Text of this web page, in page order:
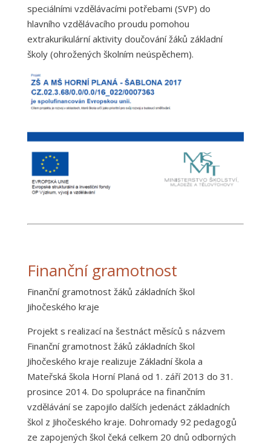
speciálními vzdělávacími potřebami (SVP) do
hlavního vzdělávacího proudu pomohou
extrakurikulární aktivity doučování žáků základní
školy (ohrožených školním neúspěchem).
Finanční gramotnost
Finanční gramotnost žáků základních škol
Jihočeského kraje
Projekt s realizací na šestnáct měsíců s názvem
Finanční gramotnost žáků základních škol
Jihočeského kraje realizuje Základní škola a
Mateřská škola Horní Planá od 1. září 2013 do 31.
prosince 2014. Do spolupráce na finančním
vzdělávání se zapojilo dalších jedenáct základních
škol z Jihočeského kraje. Dohromady 92 pedagogů
ze zapojených škol čeká celkem 20 dnů odborných